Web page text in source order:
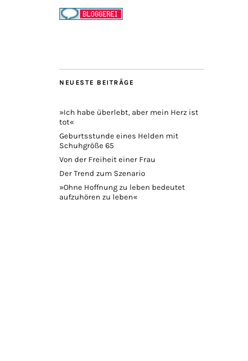
NEUESTE BEITRÄGE
»Ich habe überlebt, aber mein Herz ist
tot«
Geburtsstunde eines Helden mit
Schuhgröße 65
Von der Freiheit einer Frau
Der Trend zum Szenario
»Ohne Hoffnung zu leben bedeutet
aufzuhören zu leben«